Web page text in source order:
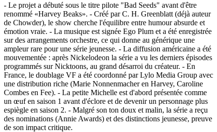
- Le projet a débuté sous le titre pilote "Bad Seeds" avant d'être
renommé «Harvey Beaks». - Créé par C. H. Greenblatt (déjà auteur
de Chowder), le show cherche l'équilibre entre humour absurde et
émotion vraie. - La musique est signée Ego Plum et a été enregistrée
sur des arrangements orchestre, ce qui donne au générique une
ampleur rare pour une série jeunesse. - La diffusion américaine a été
mouvementée : après Nickelodeon la série a vu les derniers épisodes
programmés sur Nicktoons, au grand désarroi du créateur. - En
France, le doublage VF a été coordonné par Lylo Media Group avec
une distribution riche (Marie Nonnenmacher en Harvey, Caroline
Combes en Fee). - La petite Michelle est d'abord présentée comme
un œuf en saison 1 avant d'éclore et de devenir un personnage plus
espiègle en saison 2. - Malgré son ton doux et malin, la série a reçu
des nominations (Annie Awards) et des distinctions jeunesse, preuve
de son impact critique.